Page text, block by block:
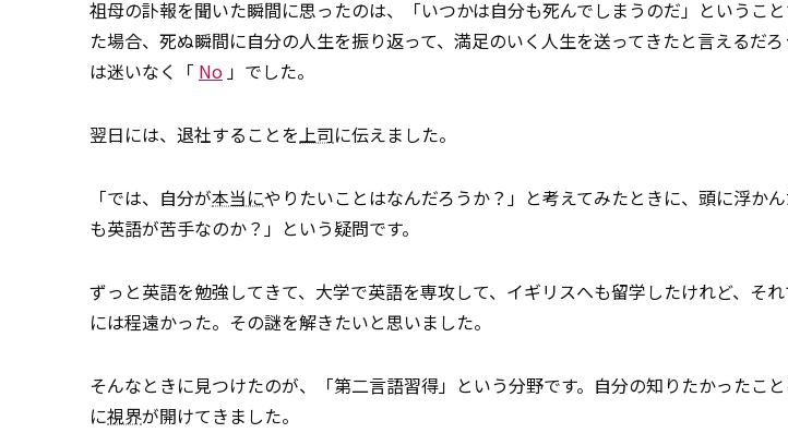
祖母の訃報を聞いた瞬間に思ったのは、「いつかは自分も死んでしまうのだ」というこ
た場合、死ぬ瞬間に自分の人生を振り返って、満足のいく人生を送ってきたと言えるだ
は迷いなく「 No 」でした。
翌日には、退社することを上司に伝えました。
「では、自分が本当にやりたいことはなんだろうか？」と考えてみたときに、頭に浮か
も英語が苦手なのか？」という疑問です。
ずっと英語を勉強してきて、大学で英語を専攻して、イギリスへも留学したけれど、そ
には程遠かった。その謎を解きたいと思いました。
そんなときに見つけたのが、「第二言語習得」という分野です。自分の知りたかったこ
に視界が開けてきました。